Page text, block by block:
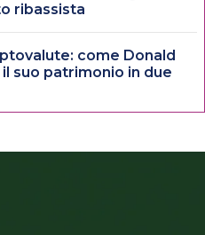
ribassista
come Donald
suo patrimonio in due